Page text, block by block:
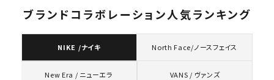
ブランドコラボレーション人気ランキング
NIKE /ナイキ North Face/ノースフェイス
New Era / ニューエラ VANS / ヴァンズ